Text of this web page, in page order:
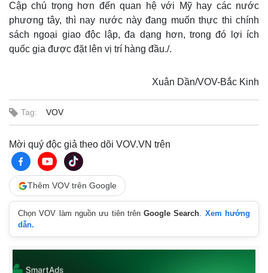
Cuộc sống đó đây
Hồ sơ
Ảnh
E-Magazine
Infographic
Cập chú trọng hơn đến quan hệ với Mỹ hay các nước
phương tây, thì nay nước này đang muốn thực thi chính
sách ngoại giao độc lập, đa dạng hơn, trong đó lợi ích
quốc gia được đặt lên vị trí hàng đầu./.
Xuân Dần/VOV-Bắc Kinh
Tag: VOV
Mời quý độc giả theo dõi VOV.VN trên
Thêm VOV trên Google
Chọn VOV làm nguồn ưu tiên trênGoogle Search. Xem hướng
dẫn.